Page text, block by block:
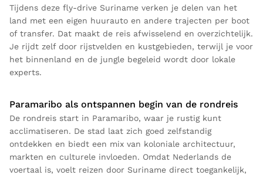
Tijdens deze fly-drive Suriname verken je delen van het
land met een eigen huurauto en andere trajecten per boot
of transfer. Dat maakt de reis afwisselend en overzichtelijk.
Je rijdt zelf door rijstvelden en kustgebieden, terwijl je voor
het binnenland en de jungle begeleid wordt door lokale
experts.
Paramaribo als ontspannen begin van de rondreis
De rondreis start in Paramaribo, waar je rustig kunt
acclimatiseren. De stad laat zich goed zelfstandig
ontdekken en biedt een mix van koloniale architectuur,
markten en culturele invloeden. Omdat Nederlands de
voertaal is, voelt reizen door Suriname direct toegankelijk,